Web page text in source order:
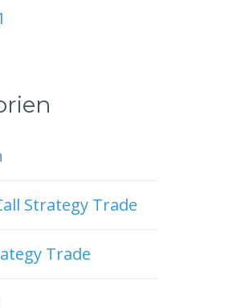
Strategy Trade
Trade